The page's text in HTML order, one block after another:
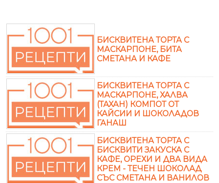
БИСКВИТЕНА ТОРТА С
МАСКАРПОНЕ, БИТА
СМЕТАНА И КАФЕ
БИСКВИТЕНА ТОРТА С
МАСКАРПОНЕ, ХАЛВА
(ТАХАН) КОМПОТ ОТ
КАЙСИИ И ШОКОЛАДОВ
ГАНАШ
БИСКВИТЕНА ТОРТА С
БИСКВИТИ ЗАКУСКА С
КАФЕ, ОРЕХИ И ДВА ВИДА
КРЕМ - ТЕЧЕН ШОКОЛАД
СЪС СМЕТАНА И ВАНИЛОВ